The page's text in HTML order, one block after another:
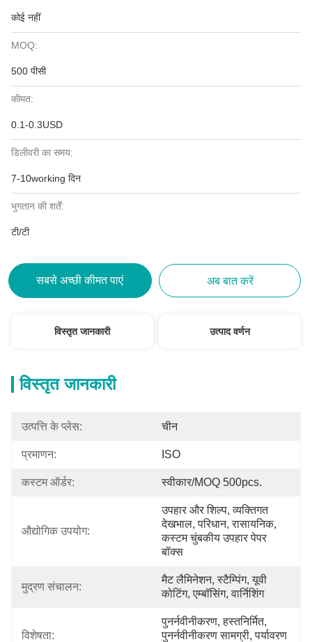
कोई नहीं
MOQ:
500 पीसी
कीमत:
0.1-0.3USD
डिलीवरी का समय:
7-10working दिन
भुगतान की शर्तें:
टी/टी
सबसे अच्छी कीमत पाएं अब बात करें
विस्तृत जानकारी उत्पाद वर्णन
विस्तृत जानकारी
उत्पत्ति के प्लेस: चीन
प्रमाणन: ISO
कस्टम ऑर्डर: स्वीकार/MOQ 500pcs.
औद्योगिक उपयोग:
उपहार और शिल्प, व्यक्तिगत
देखभाल, परिधान, रासायनिक,
कस्टम चुंबकीय उपहार पेपर
बॉक्स
मुद्रण संचालन:
मैट लैमिनेशन, स्टैम्पिंग, यूवी
कोटिंग, एम्बॉसिंग, वार्निशिंग
विशेषता:
पुनर्नवीनीकरण, हस्तनिर्मित,
पुनर्नवीनीकरण सामग्री, पर्यावरण